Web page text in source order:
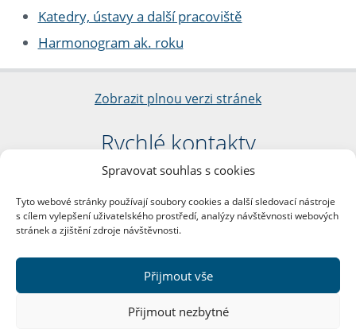
Spravovat souhlas s cookies
Tyto webové stránky používají soubory cookies a další sledovací nástroje
s cílem vylepšení uživatelského prostředí, analýzy návštěvnosti webových
stránek a zjištění zdroje návštěvnosti.
Přijmout vše
Přijmout nezbytné
Katedry, ústavy a další pracoviště
Harmonogram ak. roku
Zobrazit plnou verzi stránek
Rychlé kontakty
Filozofická fakulta
nám. Jana Palacha 1/2
116 38 Praha 1
DIČ: CZ00216208
Další kontakty